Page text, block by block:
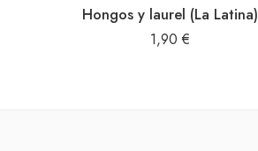
Hongos y laurel (La Latina)
1,90 €